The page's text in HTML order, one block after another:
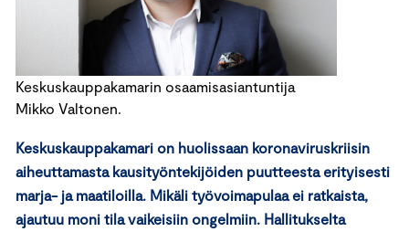
Keskuskauppakamarin osaamisasiantuntija
Mikko Valtonen.
Keskuskauppakamari on huolissaan koronaviruskriisin
aiheuttamasta kausityöntekijöiden puutteesta erityisesti
marja- ja maatiloilla. Mikäli työvoimapulaa ei ratkaista,
ajautuu moni tila vaikeisiin ongelmiin. Hallitukselta